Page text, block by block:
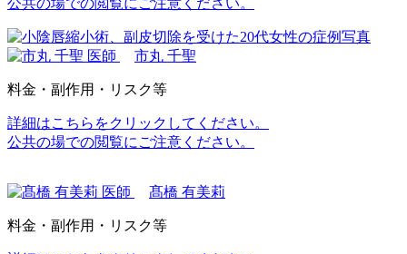
市丸 千聖
料金・副作用・リスク等
詳細はこちらをクリックしてください。
公共の場での閲覧にご注意ください。
髙橋 有美莉
料金・副作用・リスク等